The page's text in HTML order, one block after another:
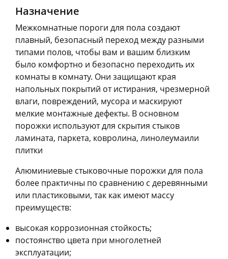
Назначение
Межкомнатные пороги для пола создают
плавный, безопасный переход между разными
типами полов, чтобы вам и вашим близким
было комфортно и безопасно переходить их
комнаты в комнату. Они защищают края
напольных покрытий от истирания, чрезмерной
влаги, повреждений, мусора и маскируют
мелкие монтажные дефекты. В основном
порожки используют для скрытия стыков
ламината, паркета, ковролина, линолеумаили
плитки
Алюминиевые стыковочные порожки для пола
более практичны по сравнению с деревянными
или пластиковыми, так как имеют массу
преимуществ:
высокая коррозионная стойкость;
постоянство цвета при многолетней
эксплуатации;